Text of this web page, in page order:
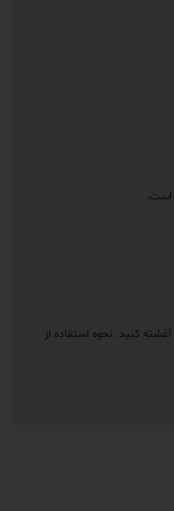
است.
کنید. نحوه استفاده از